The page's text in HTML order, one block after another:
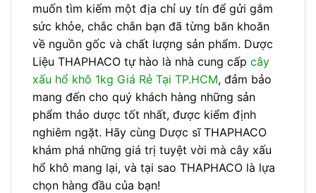
muốn tìm kiếm một địa chỉ uy tín để gửi gắm
sức khỏe, chắc chắn bạn đã từng băn khoăn
về nguồn gốc và chất lượng sản phẩm. Dược
Liệu THAPHACO tự hào là nhà cung cấp cây
xấu hổ khô 1kg Giá Rẻ Tại TP.HCM, đảm bảo
mang đến cho quý khách hàng những sản
phẩm thảo dược tốt nhất, được kiểm định
nghiêm ngặt. Hãy cùng Dược sĩ THAPHACO
khám phá những giá trị tuyệt vời mà cây xấu
hổ khô mang lại, và tại sao THAPHACO là lựa
chọn hàng đầu của bạn!